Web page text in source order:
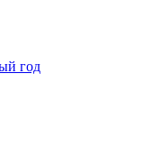
год